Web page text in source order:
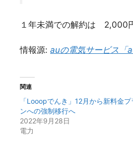
１年未満での解約は 2,000
情報源: auの電気サービス「
関連
「Looopでんき」12月から新料金プ
ンへの強制移行へ
2022年9月28日
電力